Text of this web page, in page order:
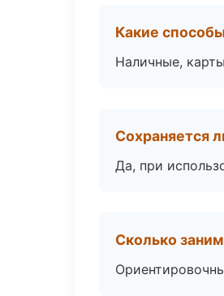
Какие
Наличные,
Сохраняется
Да, при
Сколько